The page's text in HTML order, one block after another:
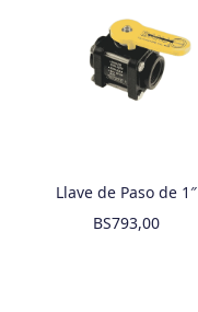
Llave de Paso de 1″
BS793,00